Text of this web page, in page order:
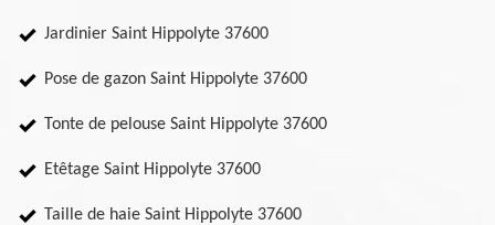
Jardinier Saint Hippolyte 37600
Pose de gazon Saint Hippolyte 37600
Tonte de pelouse Saint Hippolyte 37600
Etêtage Saint Hippolyte 37600
Taille de haie Saint Hippolyte 37600